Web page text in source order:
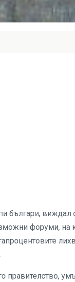
българи,
форуми, на
правителство,